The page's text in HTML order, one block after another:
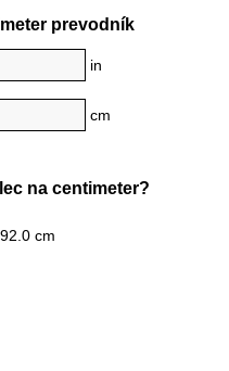
prevodník
in
cm
na centimeter?
cm